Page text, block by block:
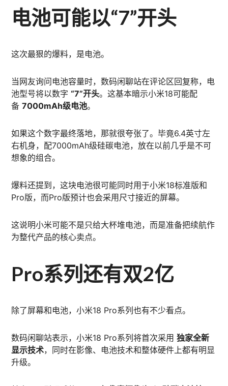
电池可能以“7”开头
这次最狠的爆料，是电池。
当网友询问电池容量时，数码闲聊站在评论区回复称，电
池型号将以数字“7”开头。这基本暗示小米18可能配
备7000mAh级电池。
如果这个数字最终落地，那就很夸张了。毕竟6.4英寸左
右机身，配7000mAh级硅碳电池，放在以前几乎是不可
想象的组合。
爆料还提到，这块电池很可能同时用于小米18标准版和
Pro版，而Pro版预计也会采用尺寸接近的屏幕。
这说明小米可能不是只给大杯堆电池，而是准备把续航作
为整代产品的核心卖点。
Pro系列还有双2亿
除了屏幕和电池，小米18 Pro系列也有不少看点。
数码闲聊站表示，小米18 Pro系列将首次采用独家全新
显示技术，同时在影像、电池技术和整体硬件上都有明显
升级。